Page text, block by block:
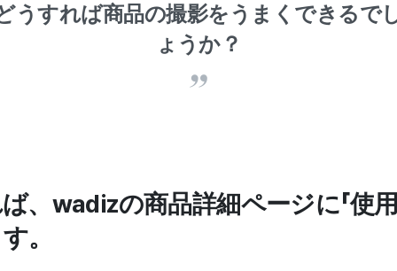
うすれば商品の撮影をうまくできるで
ょうか？
、wadizの商品詳細ページに「使用
。